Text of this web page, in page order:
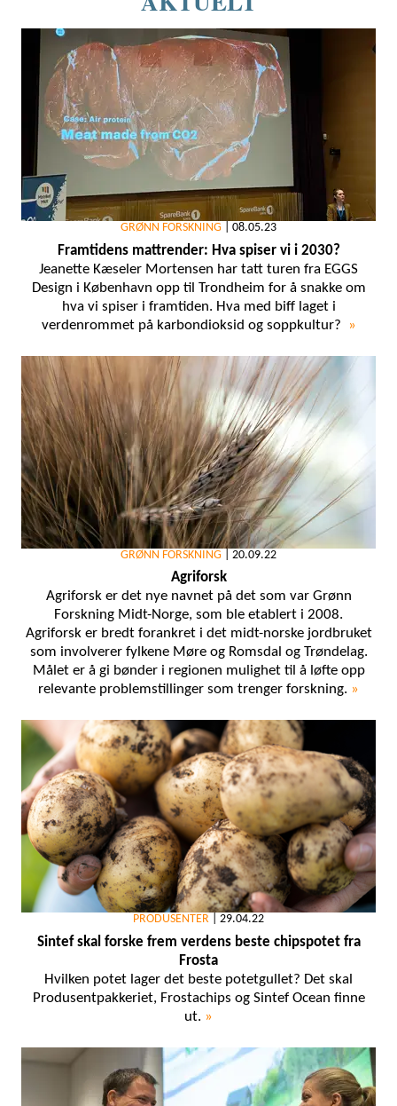
GRØNN FORSKNING 08.05.23
Framtidens mattrender: Hva spiser vi i 2030?
Jeanette Kæseler Mortensen har tatt turen fra EGGS
Design i København opp til Trondheim for å snakke om
hva vi spiser i framtiden. Hva med biff laget i
verdenrommet på karbondioksid og soppkultur?
»
GRØNN FORSKNING 20.09.22
Agriforsk
Agriforsk er det nye navnet på det som var Grønn
Forskning Midt-Norge, som ble etablert i 2008.
Agriforsk er bredt forankret i det midt-norske jordbruket
som involverer fylkene Møre og Romsdal og Trøndelag.
Målet er å gi bønder i regionen mulighet til å løfte opp
relevante problemstillinger som trenger forskning. »
PRODUSENTER 29.04.22
Sintef skal forske frem verdens beste chipspotet fra
Frosta
Hvilken potet lager det beste potetgullet? Det skal
Produsentpakkeriet, Frostachips og Sintef Ocean finne
ut. »